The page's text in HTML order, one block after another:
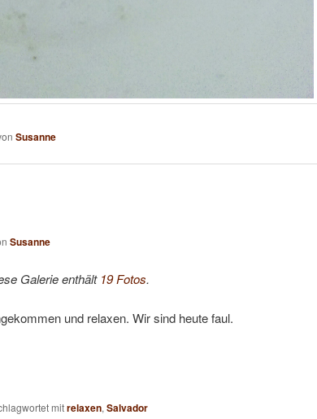
Susanne
Susanne
Galerie enthält 19 Fotos.
und relaxen. Wir sind heute faul.
mitrelaxen, Salvador